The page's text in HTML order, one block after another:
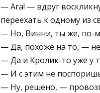
— Ага! — вдруг
переехать к одному из
— Но, Винни, ты же, по-
— Да, похоже на то, —
— Да и Кролик-то уже у
— И с этим не
— Ну, решено, —